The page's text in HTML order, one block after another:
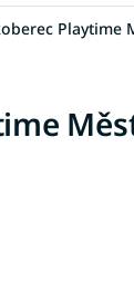
Playtime